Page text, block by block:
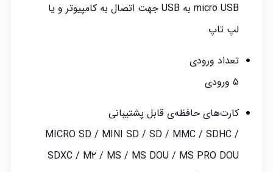
micro USB به USB جهت اتصال به کامپیوتر و یا
لپ تاپ
تعداد ورودی
۵ ورودی
کارت‌های حافظه‌ی قابل پشتیبانی
MICRO SD / MINI SD / SD / MMC / SDHC /
SDXC / M۲ / MS / MS DOU / MS PRO DOU